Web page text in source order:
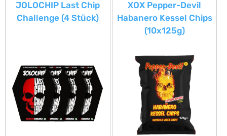
JOLOCHIP Last Chip
Challenge (4 Stück)
XOX Pepper-Devil
Habanero Kessel Chips
(10x125g)